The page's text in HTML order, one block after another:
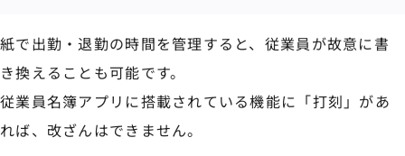
紙で出勤・退勤の時間を管理すると、従業員が故意に書
き換えることも可能です。
従業員名簿アプリに搭載されている機能に「打刻」があ
れば、改ざんはできません。